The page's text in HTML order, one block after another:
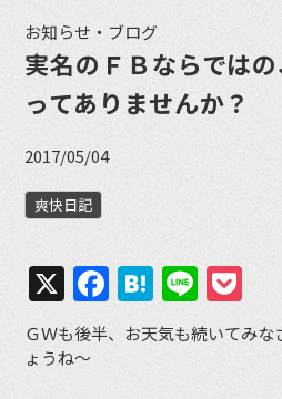
お知らせ・ブログ
実名のＦＢならでは
ってありませんか？
2017/05/04
爽快日記
X Facebook
Hatena
Line
ＧＷも後半、お天気も続いてみな
ょうね〜